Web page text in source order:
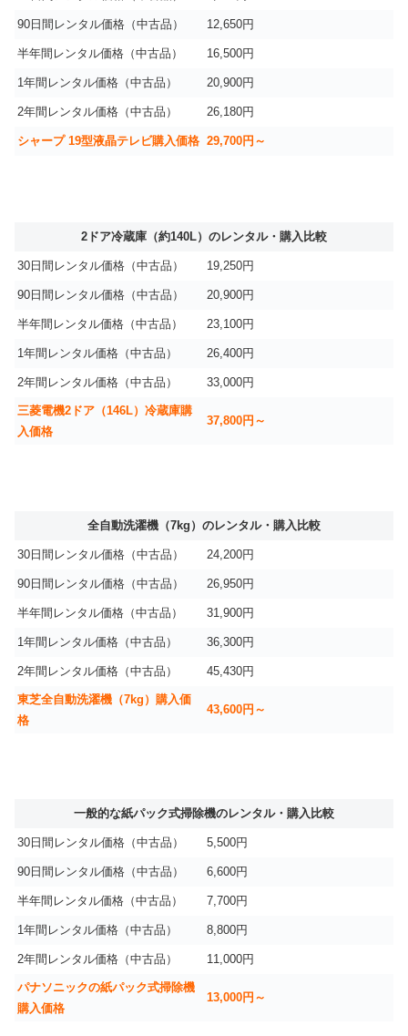
90日間レンタル価格（中古品） 12,650円
半年間レンタル価格（中古品） 16,500円
1年間レンタル価格（中古品） 20,900円
2年間レンタル価格（中古品） 26,180円
シャープ 19型液晶テレビ購入価格 29,700円～
2ドア冷蔵庫（約140L）のレンタル・購入比較
30日間レンタル価格（中古品） 19,250円
90日間レンタル価格（中古品） 20,900円
半年間レンタル価格（中古品） 23,100円
1年間レンタル価格（中古品） 26,400円
2年間レンタル価格（中古品） 33,000円
三菱電機2ドア（146L）冷蔵庫購
入価格
37,800円～
全自動洗濯機（7kg）のレンタル・購入比較
30日間レンタル価格（中古品） 24,200円
90日間レンタル価格（中古品） 26,950円
半年間レンタル価格（中古品） 31,900円
1年間レンタル価格（中古品） 36,300円
2年間レンタル価格（中古品） 45,430円
東芝全自動洗濯機（7kg）購入価
格
43,600円～
一般的な紙パック式掃除機のレンタル・購入比較
30日間レンタル価格（中古品） 5,500円
90日間レンタル価格（中古品） 6,600円
半年間レンタル価格（中古品） 7,700円
1年間レンタル価格（中古品） 8,800円
2年間レンタル価格（中古品） 11,000円
パナソニックの紙パック式掃除機
購入価格
13,000円～